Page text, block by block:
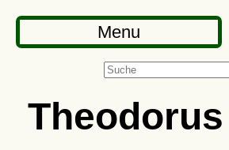
Menu